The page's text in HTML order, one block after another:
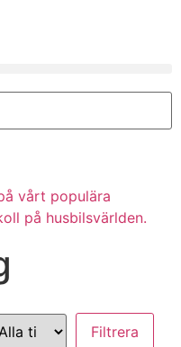
vårt populära
på husbilsvärlden.